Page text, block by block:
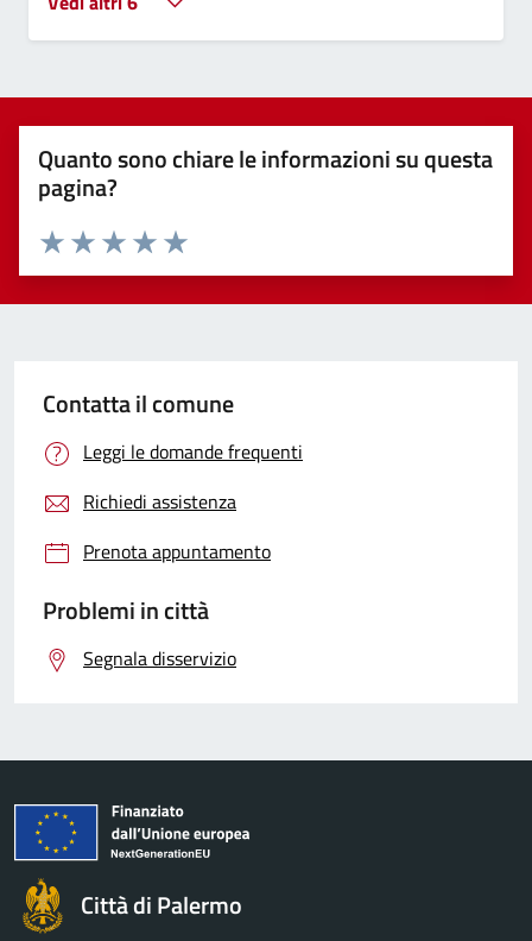
Quanto sono chiare le informazioni su questa
pagina?
Valuta 5 stelle su 5
Valuta 4 stelle su 5
Valuta 3 stelle su 5
Valuta 2 stelle su 5
Valuta 1 stelle su 5
Contatta il comune
Leggi le domande frequenti
Richiedi assistenza
Prenota appuntamento
Problemi in città
Segnala disservizio
Città di Palermo